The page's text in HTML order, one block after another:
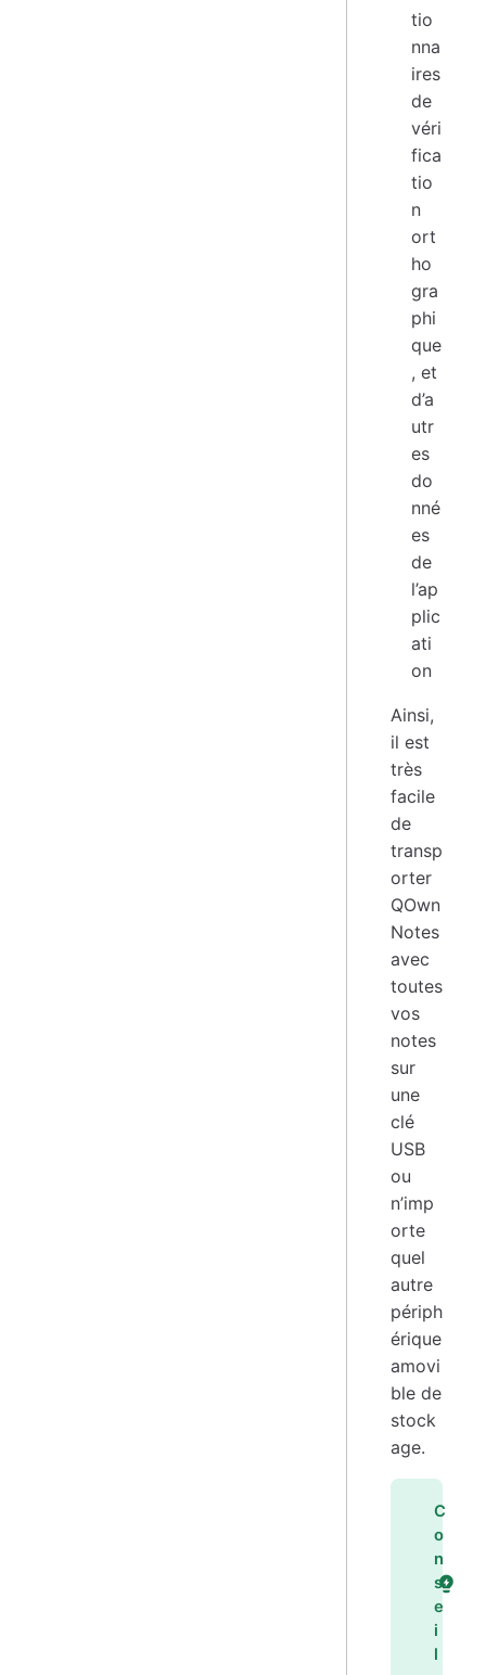
tio
nna
ires
de
véri
fica
tio
n
ort
ho
gra
phi
que
, et
d’a
utr
es
do
nné
es
de
l’ap
plic
ati
on
Ainsi,
il est
très
facile
de
transp
orter
QOwn
Notes
avec
toutes
vos
notes
sur
une
clé
USB
ou
n’imp
orte
quel
autre
périph
érique
amovi
ble de
stock
age.
C
o
n
s
e
i
l